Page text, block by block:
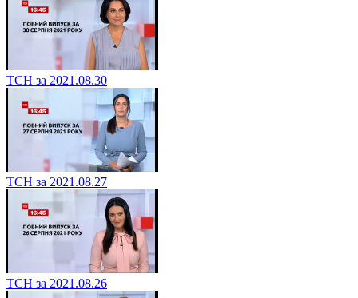
ТСН за 2021.08.30
ТСН за 2021.08.27
ТСН за 2021.08.26